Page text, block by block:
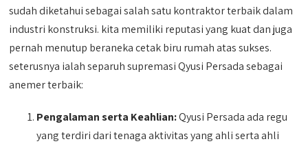
sudah diketahui sebagai salah satu kontraktor terbaik dalam
industri konstruksi. kita memiliki reputasi yang kuat dan juga
pernah menutup beraneka cetak biru rumah atas sukses.
seterusnya ialah separuh supremasi Qyusi Persada sebagai
anemer terbaik:
Pengalaman serta Keahlian:Qyusi Persada ada regu
yang terdiri dari tenaga aktivitas yang ahli serta ahli